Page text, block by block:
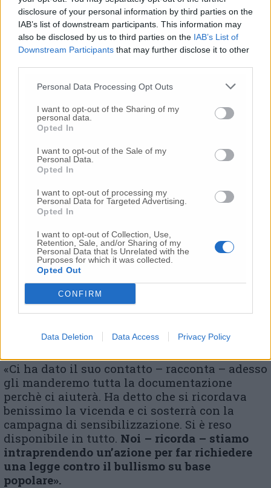
disclosure of your personal information by third parties on the
IAB’s list of downstream participants. This information may
also be disclosed by us to third parties on the IAB’s List of
Downstream Participants that may further disclose it to other
Personal Data Processing Opt Outs
I want to opt-out of the Sharing of my
personal data.
Opted In
I want to opt-out of the Sale of my
Personal Data.
Opted In
I want to opt-out of processing my
Personal Data for Targeted Advertising.
Opted In
I want to opt-out of Collection, Use,
Retention, Sale, and/or Sharing of my
Personal Data that Is Unrelated with the
Purposes for which it was collected.
Opted Out
CONFIRM
Data Deletion Data Access Privacy Policy
l’indifferenza. Due storie “mute” che gridano
forte e fanno rumore».L’avvocato Perricci
ringrazia anche l’ex deputato Daniele
Capezzone, incontrato casualmente.
«Ci ha dato il suo contatto – racconta – adesso
gli manderemo tutta la documentazione
perchè ci aiuterà. Ha detto che si ricordava
benissimo la vicenda e ci sosterrà con la
campagna di sensibilizzazione. Si è reso
disponibile in tutto. Noi – ricorda – stiamo
intraprendendo un’azione per far richiedere
una legge contro il bullismo su base
popolare».